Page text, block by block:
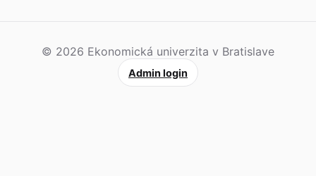
© 2026 Ekonomická univerzita v Bratislave
Admin login